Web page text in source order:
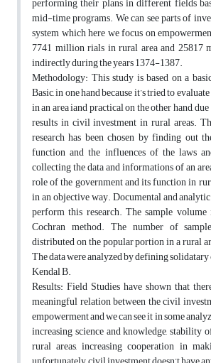
mid-time programs. We can see parts of
system which here we focus on
7741 million rials in rural area and 25817
indirectly during the years 1374-1387.
Methodology: This study is based on a
Basic, in one hand because it’s tried to
in an area iand practical on the other hand,
results in civil investment in rural areas.
research has been chosen by finding out
function and the influences of the laws
collecting the data and informations of an
role of the government and its function in
in an objective way. Documental and
perform this research. The sample
Cochran method. The number of
distributed on the popular portion in a rural
The data were analyzed by defining
Kendal B.
Results: Field Studies have shown that
meaningful relation between the civil
empowerment and we can see it in some
increasing science and knowledge, stability
rural areas, increasing cooperation in